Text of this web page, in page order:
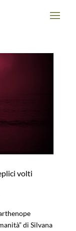
volti
di Silvana